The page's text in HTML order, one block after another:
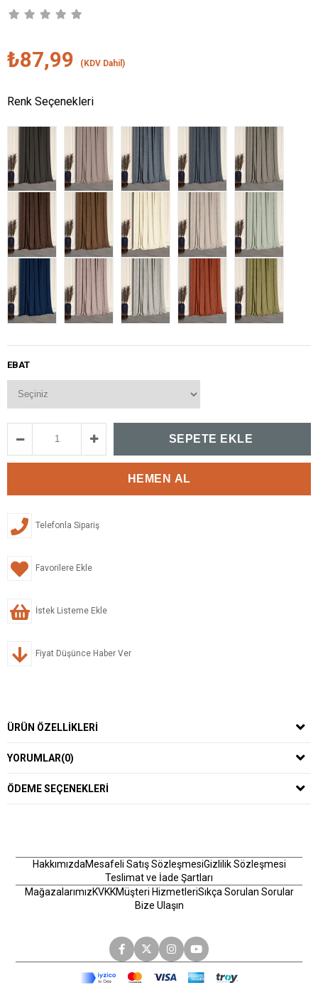
₺87,99 (KDV Dahil)
Renk Seçenekleri
EBAT
Telefonla Sipariş
Favorilere Ekle
İstek Listeme Ekle
Fiyat Düşünce Haber Ver
ÜRÜN ÖZELLIKLERI
YORUMLAR(0)
ÖDEME SEÇENEKLERI
HakkımızdaMesafeli Satış SözleşmesiGizlilik Sözleşmesi
Teslimat ve İade Şartları
MağazalarımızKVKKMüşteri HizmetleriSıkça Sorulan Sorular
Bize Ulaşın